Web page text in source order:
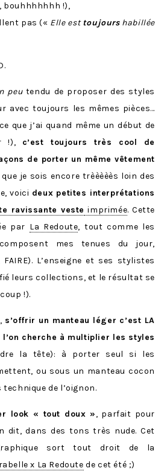
bouhhhhhhh !),
pas (« Elle esttoujourshabillée
peutendu de proposer des styles
avec toujours les mêmes pièces…
que j’ai quand même un début de
!), c’est toujours très cool de
de porter un même vêtement
je sois encore trèèèèès loin des
voici deux petites interprétations
ravissante veste imprimée. Cette
par La Redoute, tout comme les
mes tenues du jour,
FAIRE). L’enseigne et ses stylistes
leurs collections, et le résultat se
!).
s’offrir un manteau léger c’est LA
cherche à multiplier les styles
la tête): à porter seul si les
ou sous un manteau cocon
de l’oignon.
look « tout doux », parfait pour
dit, dans des tons très nude. Cet
sort tout droit de la
x La Redoute de cet été ;)